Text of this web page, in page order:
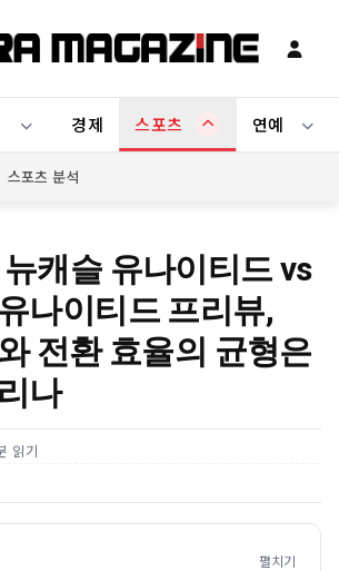
경제 스포츠 연예
스포츠 분석
뉴캐슬 유나이티드 vs
나이티드 프리뷰,
전환 효율의 균형은
나
읽기
펼치기